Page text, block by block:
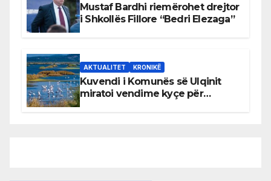
Mustaf Bardhi riemërohet drejtor
i Shkollës Fillore “Bedri Elezaga”
AKTUALITET KRONIKË
Kuvendi i Komunës së Ulqinit
miratoi vendime kyçe për